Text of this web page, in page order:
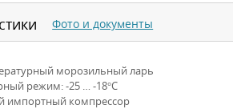
морозильный ларь
режим: -25 … -18°С
импортный компрессор
Фото и документы